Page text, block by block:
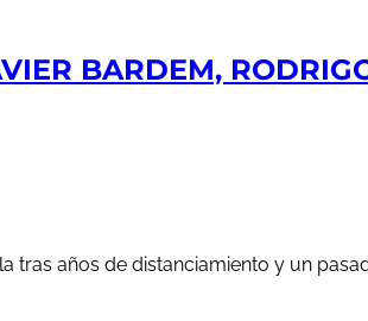
BARDEM,
años de distanciamiento y un